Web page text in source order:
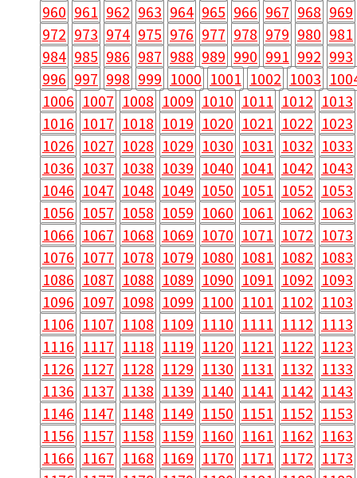
960 961 962 963 964 965 966 967 968 969
972 973 974 975 976 977 978 979 980 981
984 985 986 987 988 989 990 991 992 993
996 997 998 999 1000 1001 1002 1003
1006 1007 1008 1009 1010 1011 1012 1013
1016 1017 1018 1019 1020 1021 1022 1023
1026 1027 1028 1029 1030 1031 1032 1033
1036 1037 1038 1039 1040 1041 1042 1043
1046 1047 1048 1049 1050 1051 1052 1053
1056 1057 1058 1059 1060 1061 1062 1063
1066 1067 1068 1069 1070 1071 1072 1073
1076 1077 1078 1079 1080 1081 1082 1083
1086 1087 1088 1089 1090 1091 1092 1093
1096 1097 1098 1099 1100 1101 1102 1103
1106 1107 1108 1109 1110 1111 1112 1113
1116 1117 1118 1119 1120 1121 1122 1123
1126 1127 1128 1129 1130 1131 1132 1133
1136 1137 1138 1139 1140 1141 1142 1143
1146 1147 1148 1149 1150 1151 1152 1153
1156 1157 1158 1159 1160 1161 1162 1163
1166 1167 1168 1169 1170 1171 1172 1173